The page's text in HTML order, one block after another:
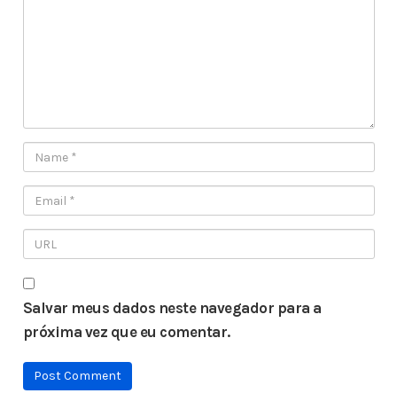
Salvar meus dados neste navegador para a
próxima vez que eu comentar.